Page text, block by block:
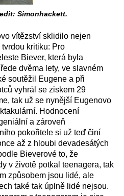
Simonhackett.
vítězství sklidilo nejen
kritiku: Pro
Biever, která byla
dvěma lety, ve slavném
soutěžil Eugene a při
vyhrál se ziskem 29
tak už se nynější Eugenovo
Hodnocení
a zároveň
pokořitele si už teď činí
až z hloubi devadesátých
Bieverové to, že
v životě potkal teenagera, tak
způsobem jsou lidé, ale
také tak úplně lidé nejsou.